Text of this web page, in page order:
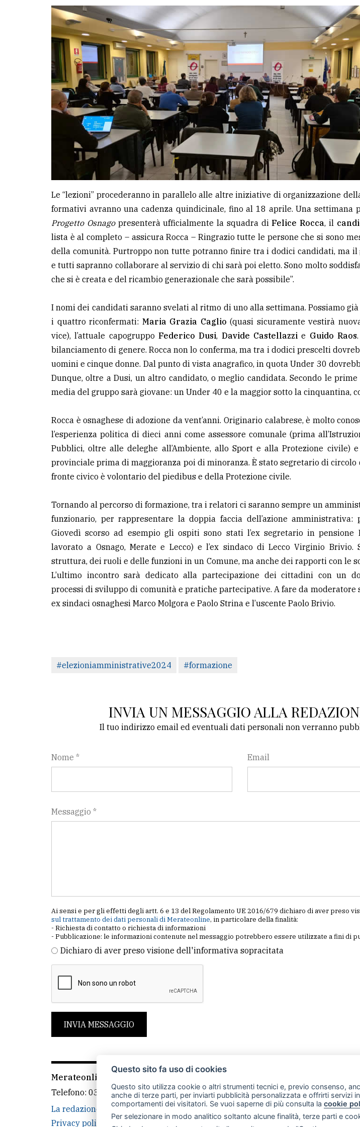
Le “lezioni” procederanno in parallelo alle altre iniziative di organizzazione
formativi avranno una cadenza quindicinale, fino al 18 aprile. Una settimana
Progetto Osnagopresenterà ufficialmente la squadra diFelice Rocca, il
lista è al completo – assicura Rocca – Ringrazio tutte le persone che si sono
della comunità. Purtroppo non tutte potranno finire tra i dodici candidati, ma il
e tutti sapranno collaborare al servizio di chi sarà poi eletto. Sono molto
che si è creata e del ricambio generazionale che sarà possibile”.
I nomi dei candidati saranno svelati al ritmo di uno alla settimana. Possiamo
i quattro riconfermati: Maria Grazia Caglio (quasi sicuramente vestirà
vice), l’attuale capogruppo Federico Dusi, Davide Castellazzie Guido Raos
bilanciamento di genere. Rocca non lo conferma, ma tra i dodici prescelti
uomini e cinque donne. Dal punto di vista anagrafico, in quota Under 30
Dunque, oltre a Dusi, un altro candidato, o meglio candidata. Secondo le prime
media del gruppo sarà giovane: un Under 40 e la maggior sotto la cinquantina,
Rocca è osnaghese di adozione da vent’anni. Originario calabrese, è molto
l’esperienza politica di dieci anni come assessore comunale (prima
Pubblici, oltre alle deleghe all’Ambiente, allo Sport e alla Protezione civile)
provinciale prima di maggioranza poi di minoranza. È stato segretario di circolo
fronte civico è volontario del piedibus e della Protezione civile.
Tornando al percorso di formazione, tra i relatori ci saranno sempre un
funzionario, per rappresentare la doppia faccia dell’azione amministrativa:
Giovedì scorso ad esempio gli ospiti sono stati l’ex segretario in pensione
lavorato a Osnago, Merate e Lecco) e l’ex sindaco di Lecco Virginio
struttura, dei ruoli e delle funzioni in un Comune, ma anche dei rapporti con le
L’ultimo incontro sarà dedicato alla partecipazione dei cittadini con un
processi di sviluppo di comunità e pratiche partecipative. A fare da moderatore
ex sindaci osnaghesi Marco Molgora e Paolo Strina e l’uscente Paolo Brivio.
#elezioniamministrative2024 #formazione
INVIA UN MESSAGGIO ALLA
Il tuo indirizzo email ed eventuali dati personali non verranno
Nome * Email
Messaggio *
Ai sensi e per gli effetti degli artt. 6 e 13 del Regolamento UE 2016/679 dichiaro di aver preso
sul trattamento dei dati personali di Merateonline, in particolare della finalità:
- Richiesta di contatto o richiesta di informazioni
- Pubblicazione: le informazioni contenute nel messaggio potrebbero essere utilizzate a fini di
Dichiaro di aver preso visione dell'informativa sopracitata
INVIA MESSAGGIO
Merateonline S.r.l.
Telefono: 039 9902881- Whatsapp: 351 3481257 - E-mail:
La redazione
CasateOnline LeccoOnline RSS Made byVIP
Privacy policy
Cookie policy Rivedi le tue scelte sui cookie
Questo sito fa uso di cookies
Questo sito utilizza cookie o altri strumenti tecnici e, previo consenso,
anche di terze parti, per inviarti pubblicità personalizzata e offrirti servizi
comportamenti dei visitatori. Se vuoi saperne di più consulta la cookie
Per selezionare in modo analitico soltanto alcune finalità, terze parti e